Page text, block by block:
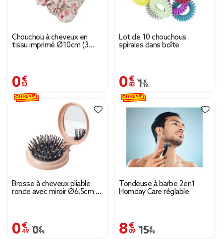
Chouchou à cheveux en
tissu imprimé Ø10cm (3
0,52 €
Lot de 10 chouchous
spirales dans boîte
0,83 €
Prix remisé de 1,19 € à
1,19 €
Brosse à cheveux pliable
ronde avec miroir Ø6,5cm (3
0,49 €
Prix remisé de 0,99 € à 0,49 €
0,99 €
OFFRE VIP
Tondeuse à barbe 2en1
Homday Care réglable
8,09 €
Prix remisé de 15,99 €
15,99 €
OFFRE VIP